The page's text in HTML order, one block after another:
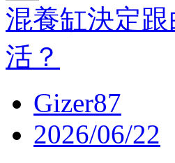
混養缸決定
活？
Gizer87
2026/06/22